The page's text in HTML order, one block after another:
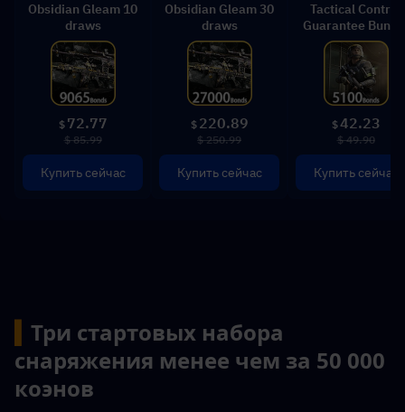
Obsidian Gleam 10
draws
$ 72.77
$ 85.99
Купить сейчас
Obsidian Gleam 30
draws
$ 220.89
$ 250.99
Купить сейчас
Tactical Control
Guarantee
$42.23
$ 49.90
Купить сейчас
Три стартовых набора
снаряжения менее чем за 50 000
коэнов